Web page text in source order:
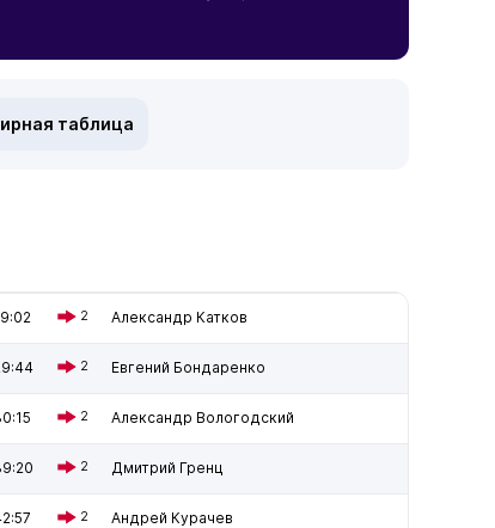
таблица
2 Александр Катков
2 Евгений Бондаренко
2 Александр Вологодский
2 Дмитрий Гренц
2 Андрей Курачев